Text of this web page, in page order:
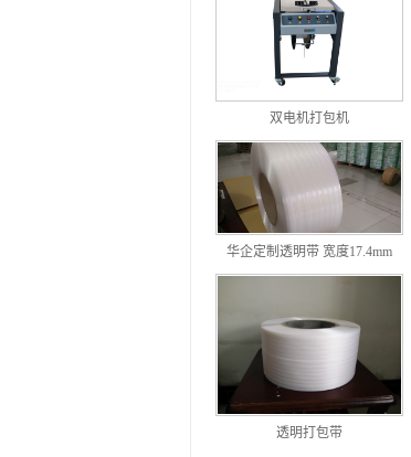
双电机打包机
华企定制透明带 宽度17.4mm
透明打包带